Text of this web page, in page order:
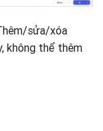
sửa/xóa
không thể thêm